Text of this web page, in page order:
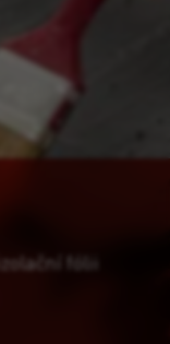
fólii